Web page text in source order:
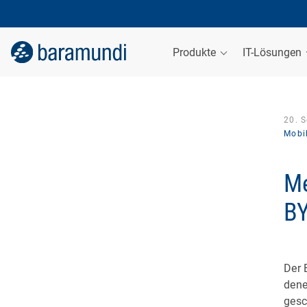
Produkte IT-Lösungen
20.
Der